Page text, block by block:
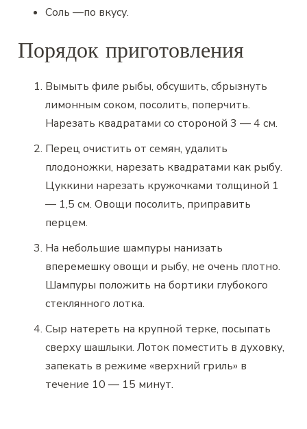
Соль —по вкусу.
Порядок приготовления
Вымыть филе рыбы, обсушить, сбрызнуть
лимонным соком, посолить, поперчить.
Нарезать квадратами со стороной 3 — 4 см.
Перец очистить от семян, удалить
плодоножки, нарезать квадратами как рыбу.
Цуккини нарезать кружочками толщиной 1
— 1,5 см. Овощи посолить, приправить
перцем.
На небольшие шампуры нанизать
вперемешку овощи и рыбу, не очень плотно.
Шампуры положить на бортики глубокого
стеклянного лотка.
Сыр натереть на крупной терке, посыпать
сверху шашлыки. Лоток поместить в духовку,
запекать в режиме «верхний гриль» в
течение 10 — 15 минут.